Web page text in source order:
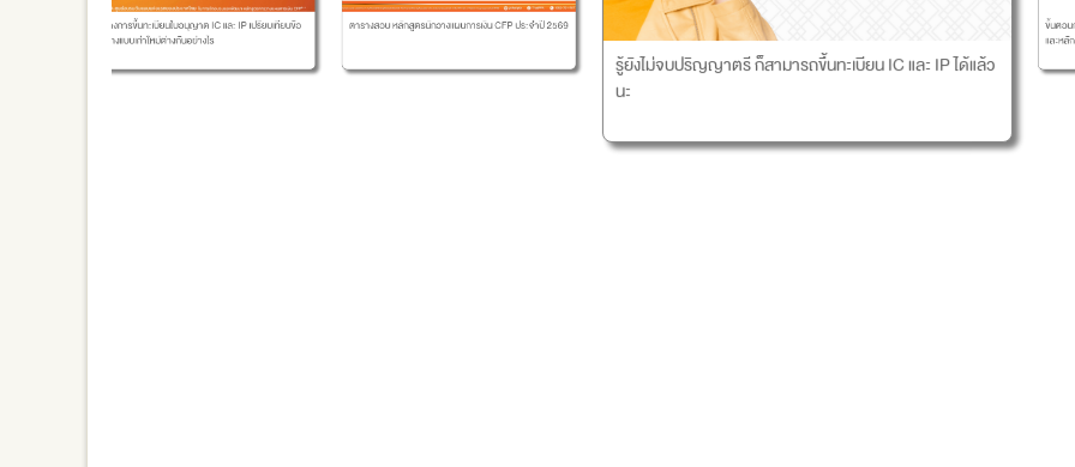
แนวทางการขึ้นทะเบียนใบอนุญาต IC และ IP เปรียบเทียบข้อ
แตกต่างแบบเก่าใหม่ต่างกันอย่างไร
ตารางสอบ หลักสูตรนักวางแผนการเงิน CFP ประจำปี 2569
รู้ยังไม่จบปริญญาตรี ก็สามารถขึ้นทะเบียน IC และ IP ได้แล้ว
นะ
ขั้นตอน
และหลั